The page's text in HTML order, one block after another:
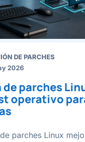
DE PARCHES
2026
parches
operativo
parches Linux